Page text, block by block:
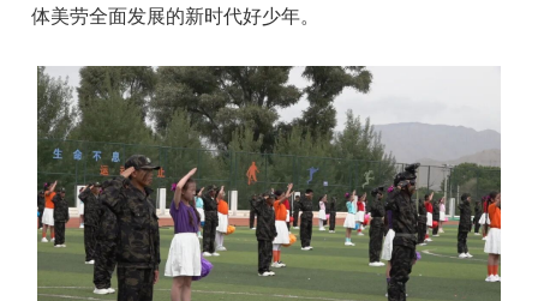
体美劳全面发展的新时代好少年。